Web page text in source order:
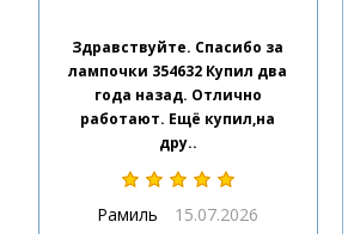
Здравствуйте. Спасибо за
лампочки 354632 Купил два
года назад. Отлично
работают. Ещё купил,на
дру..
Рамиль 15.07.2026